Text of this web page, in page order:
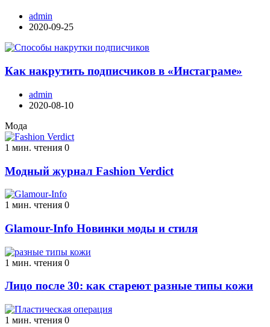
admin
2020-09-25
Как накрутить подписчиков в «Инстаграме»
admin
2020-08-10
Мода
1 мин. чтения 0
Модный журнал Fashion Verdict
1 мин. чтения 0
Glamour-Info Новинки моды и стиля
1 мин. чтения 0
Лицо после 30: как стареют разные типы кожи
1 мин. чтения 0